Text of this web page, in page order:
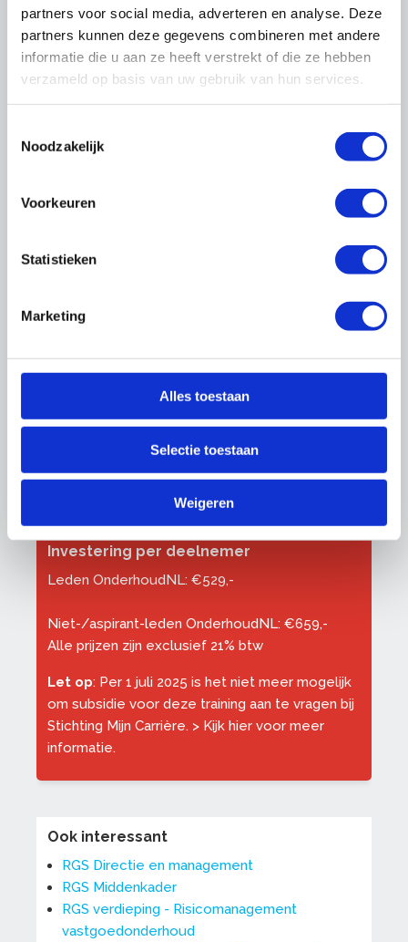
partners voor social media, adverteren en analyse. Deze
partners kunnen deze gegevens combineren met andere
informatie die u aan ze heeft verstrekt of die ze hebben
verzameld op basis van uw gebruik van hun services.
Noodzakelijk
Voorkeuren
Statistieken
Marketing
Alles toestaan
Selectie toestaan
Weigeren
Trainingen
088-0188 137
trainingen@onderhoudnl.nl
Praktische informatie
2 dagdelen in 2 weken, van 13.00 tot 17.00 uur
8 - 12
Directie en medewerkers van bedrijven die
Investering per deelnemer
Leden OnderhoudNL: €529,-
Niet-/aspirant-leden OnderhoudNL: €659,-
Alle prijzen zijn exclusief 21% btw
Let op: Per 1 juli 2025 is het niet meer mogelijk
om subsidie voor deze training aan te vragen bij
Stichting Mijn Carrière. > Kijk hier voor meer
informatie.
Ook interessant
RGS Directie en management
RGS Middenkader
RGS verdieping - Risicomanagement
vastgoedonderhoud